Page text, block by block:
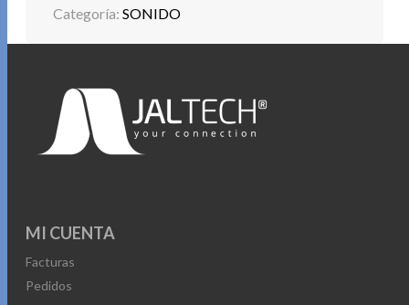
ULTRA SPEAKER XGD-65
micrófono.
• Conectividad: Bluetooth / Radio FM / USB / Tarjeta TF /
• Batería recargable: 1200 mAh
• Incluye cable de carga y manual
Categoría:SONIDO
MI CUENTA
Facturas
Pedidos